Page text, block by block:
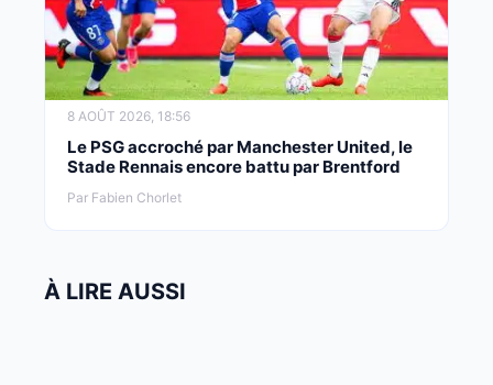
8 AOÛT 2026, 18:56
Le PSG accroché par Manchester United, le
Stade Rennais encore battu par Brentford
Par Fabien Chorlet
À LIRE AUSSI